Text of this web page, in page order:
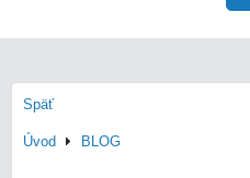
Späť
Úvod
BLOG